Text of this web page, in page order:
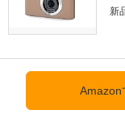
新
Amazon